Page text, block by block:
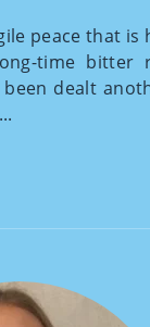
peace that is
time bitter
been dealt